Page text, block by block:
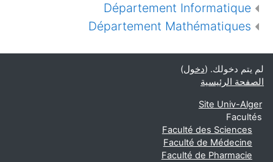
Département Informatique
Département Mathématiques
لم يتم دخولك. (دخول)
الصفحة الرئيسية
Site Univ-Alger
Facultés
Faculté des Sciences
Faculté de Médecine
Faculté de Pharmacie